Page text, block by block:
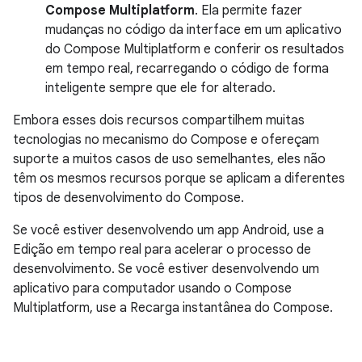
Compose Multiplatform. Ela permite fazer
mudanças no código da interface em um aplicativo
do Compose Multiplatform e conferir os resultados
em tempo real, recarregando o código de forma
inteligente sempre que ele for alterado.
Embora esses dois recursos compartilhem muitas
tecnologias no mecanismo do Compose e ofereçam
suporte a muitos casos de uso semelhantes, eles não
têm os mesmos recursos porque se aplicam a diferentes
tipos de desenvolvimento do Compose.
Se você estiver desenvolvendo um app Android, use a
Edição em tempo real para acelerar o processo de
desenvolvimento. Se você estiver desenvolvendo um
aplicativo para computador usando o Compose
Multiplatform, use a Recarga instantânea do Compose.